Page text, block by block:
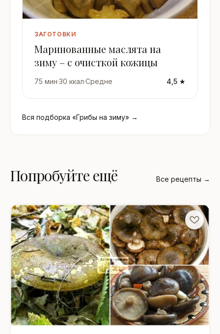
ЗАГОТОВКИ
Маринованные маслята на
зиму – с очисткой кожицы
75 мин·30 ккал·Средне 4,5 ★
Вся подборка «Грибы на зиму» →
Попробуйте ещё Все рецепты →